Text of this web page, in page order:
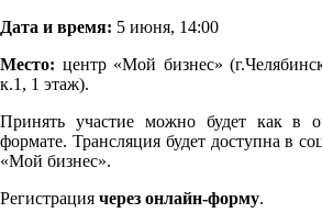
Дата и время: 5 июня, 14:00
Место: центр «Мой бизнес»
к.1, 1 этаж).
Принять участие можно будет как в
формате. Трансляция будет доступна в
«Мой бизнес».
Регистрация через онлайн-форму.